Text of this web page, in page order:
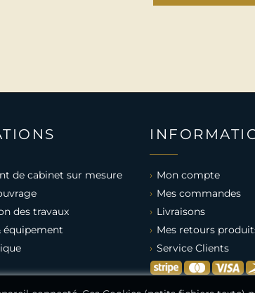
de cabinet sur mesure
des travaux
équipement
Mon compte
Mes commandes
Livraisons
Mes retours
Service Clients